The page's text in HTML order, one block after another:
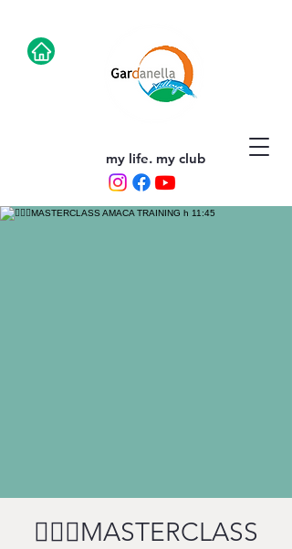
my life. my club
🤸🏼‍♀️MASTERCLASS